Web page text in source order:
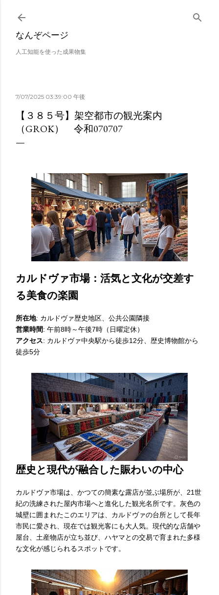
スキップしてメイン コンテンツに移動
なんぞページ
人工知能を使った成果物集
7/07/2025 03:39:00 午後
【３８５号】架空都市の観光案内
（GROK） 令和070707
カルドヴァ市場：活気と文化が交差す
る美食の楽園
所在地: カルドヴァ歴史地区、公共公園隣接
営業時間: 午前8時～午後7時（日曜定休）
アクセス: カルドヴァ中央駅から徒歩12分、歴史博物館から
徒歩5分
歴史と現代が融合した賑わいの中心
カルドヴァ市場は、かつての簡素な露店が並ぶ場所が、21世
紀の洗練された屋内市場へと進化した観光名所です。灰色の
城壁に囲まれたこのエリアは、カルドヴァの台所として長年
市民に愛され、現在では観光客にも大人気。現代的な店舗や
屋台、土産物店が立ち並び、ハヤマとの交易で育まれた多様
な文化が感じられるスポットです。